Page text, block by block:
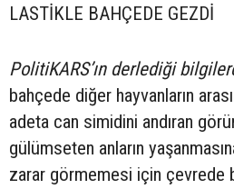
LASTİKLE BAHÇEDE GEZDİ
PolitiKARS’ın derlediği
bahçede diğer hayvanların
adeta can simidini andıran
gülümseten anların
zarar görmemesi için çevrede